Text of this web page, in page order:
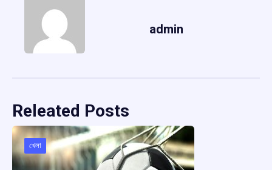
admin
Releated Posts
খেলা